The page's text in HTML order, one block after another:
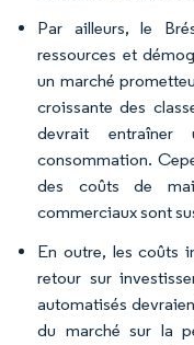
Par ailleurs, le
ressources et
un marché
croissante des
devrait
consommation.
des coûts de
commerciaux sont
En outre, les coûts
retour sur
automatisés
du marché sur la